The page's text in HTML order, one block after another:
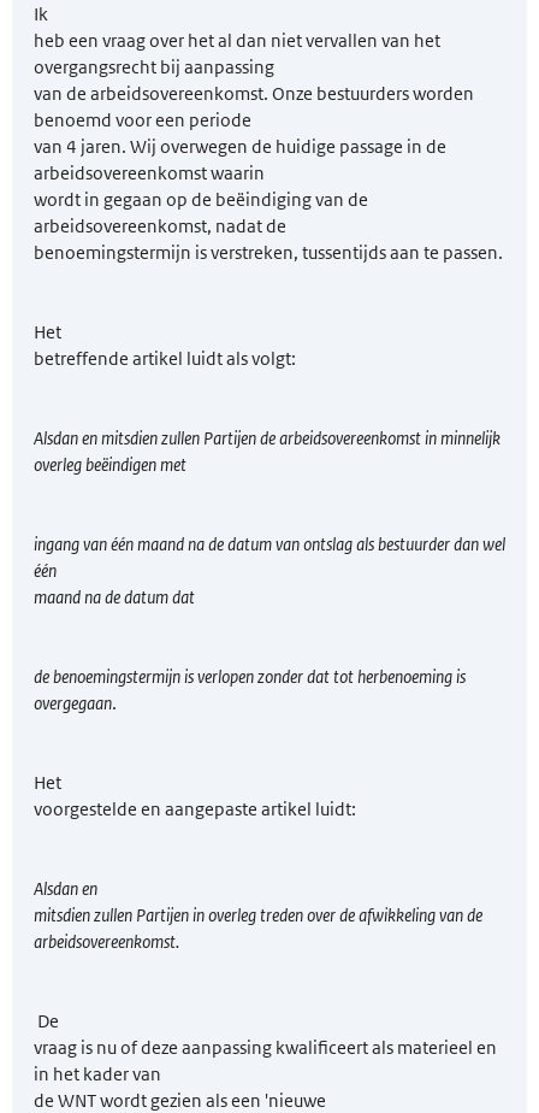
Ik
heb een vraag over het al dan niet vervallen van het
overgangsrecht bij aanpassing
van de arbeidsovereenkomst. Onze bestuurders worden
benoemd voor een periode
van 4 jaren. Wij overwegen de huidige passage in de
arbeidsovereenkomst waarin
wordt in gegaan op de beëindiging van de
arbeidsovereenkomst, nadat de
benoemingstermijn is verstreken, tussentijds aan te passen.
Het
betreffende artikel luidt als volgt:
Alsdan en mitsdien zullen Partijen de arbeidsovereenkomst in minnelijk
overleg beëindigen met
ingang van één maand na de datum van ontslag als bestuurder dan wel
één
maand na de datum dat
de benoemingstermijn is verlopen zonder dat tot herbenoeming is
overgegaan.
Het
voorgestelde en aangepaste artikel luidt:
Alsdan en
mitsdien zullen Partijen in overleg treden over de afwikkeling van de
arbeidsovereenkomst.
De
vraag is nu of deze aanpassing kwalificeert als materieel en
in het kader van
de WNT wordt gezien als een 'nieuwe